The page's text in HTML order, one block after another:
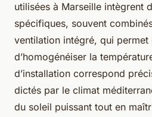
utilisées à Marseille intègrent
spécifiques, souvent
ventilation intégré, qui permet
d’homogénéiser la
d’installation correspond
dictés par le climat
du soleil puissant tout en